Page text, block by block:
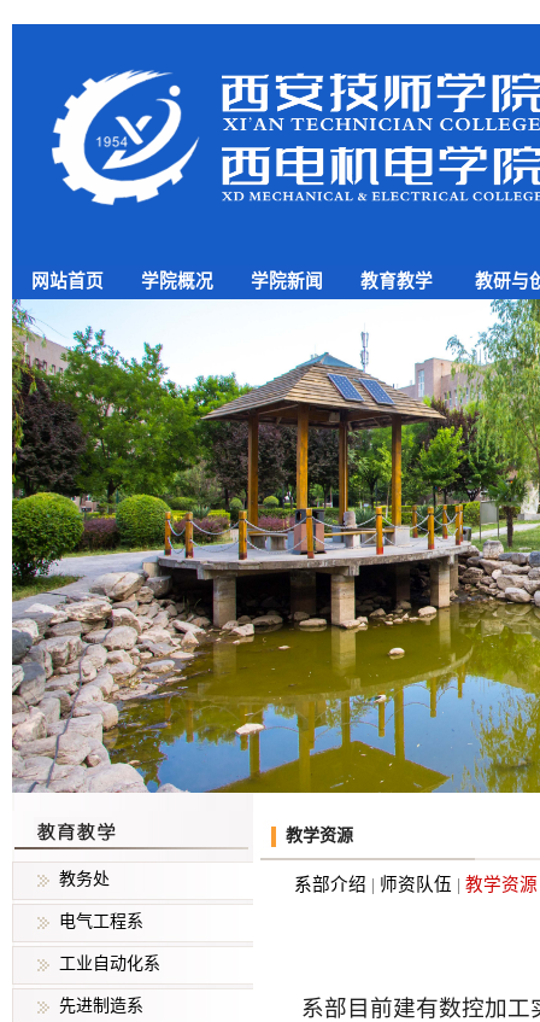
网站首页 学院概况 学院新闻 教育教学 教研与
教务处
电气工程系
工业自动化系
先进制造系
教学资源
系部介绍 | 师资队伍 | 教学资
系部目前建有数控加